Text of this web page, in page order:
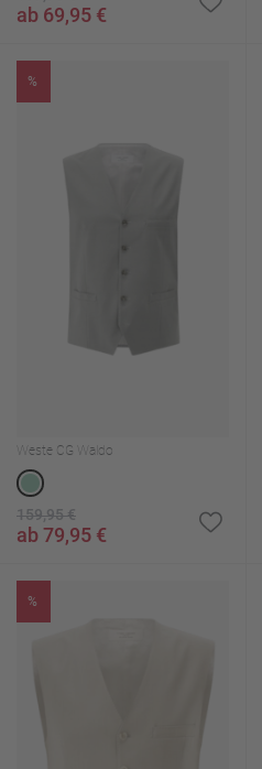
ab 69,95 €
%
Weste CG Waldo
159,95 €
ab 79,95 €
%